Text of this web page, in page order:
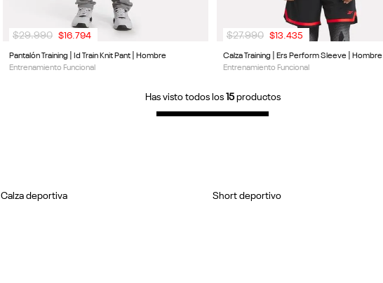
Pantalón Training | Id Train Knit Pant | Hombre
Entrenamiento Funcional
$29.990 $16.794
Calza Training | Ers Perform Sleeve | Hombre
Entrenamiento Funcional
$27.990 $13.435
Has visto todos los 15productos
Calza deportiva Short deportivo